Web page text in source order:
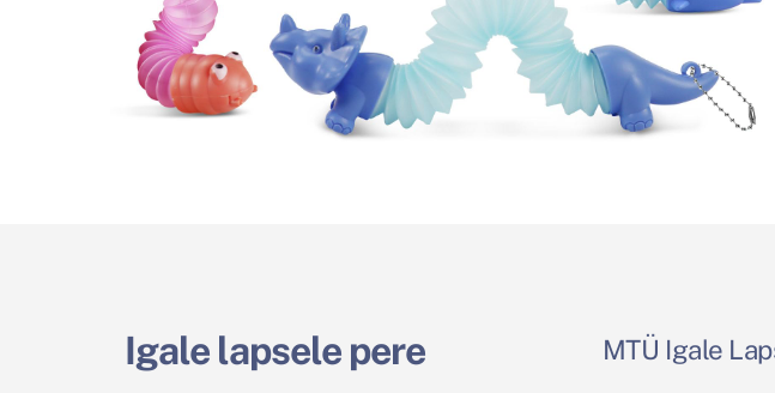
Igale lapsele pere MTÜ Igale